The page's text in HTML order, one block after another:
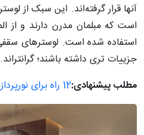
آنها قرار گرفته‌اند. این سبک از
است که مبلمان مدرن دارند و از
استفاده شده است. لوسترهای
جزییات تری داشته باشند؛ گرانتراند.
مطلب پیشنهادی:12 راه برای نورپردازی آشپزخانه با چراغ‌های LED